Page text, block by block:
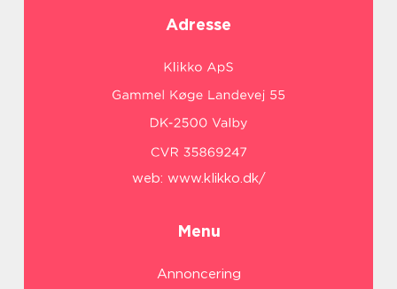
Adresse
web: www.klikko.dk/
Menu
Annoncering